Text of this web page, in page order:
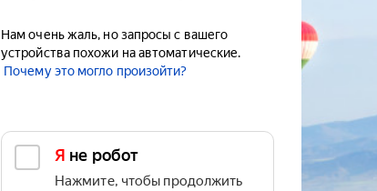
Нам очень жаль, но запросы с вашего
устройства похожи на автоматические.
Почему это могло произойти?
Я не робот
Нажмите, чтобы продолжить